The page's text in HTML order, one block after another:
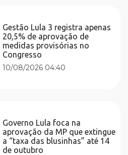
Gestão Lula 3 registra apenas
20,5% de aprovação de
medidas provisórias no
Congresso
10/08/2026 04:40
Governo Lula foca na
aprovação da MP que extingue
a “taxa das blusinhas” até 14
de outubro